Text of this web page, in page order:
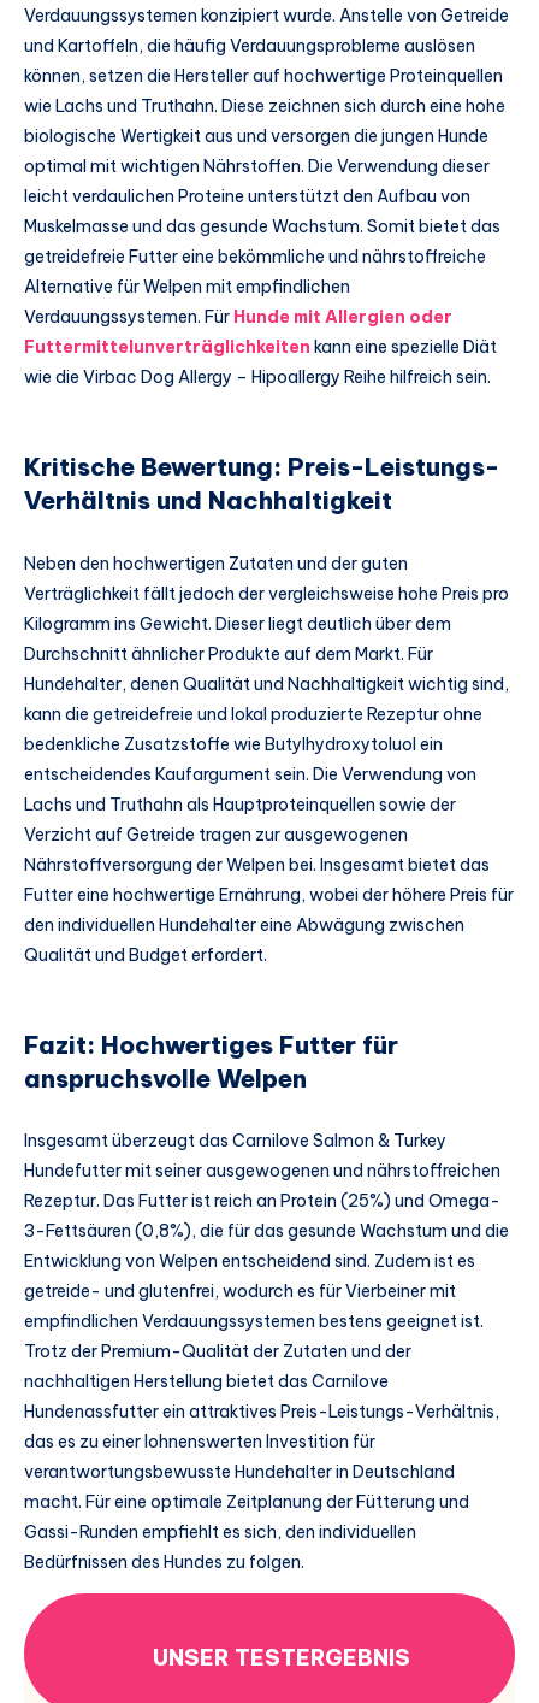
Verdauungssystemen konzipiert wurde. Anstelle von Getreide
und Kartoffeln, die häufig Verdauungsprobleme auslösen
können, setzen die Hersteller auf hochwertige Proteinquellen
wie Lachs und Truthahn. Diese zeichnen sich durch eine hohe
biologische Wertigkeit aus und versorgen die jungen Hunde
optimal mit wichtigen Nährstoffen. Die Verwendung dieser
leicht verdaulichen Proteine unterstützt den Aufbau von
Muskelmasse und das gesunde Wachstum. Somit bietet das
getreidefreie Futter eine bekömmliche und nährstoffreiche
Alternative für Welpen mit empfindlichen
Verdauungssystemen. Für Hunde mit Allergien oder
Futtermittelunverträglichkeiten kann eine spezielle Diät
wie die Virbac Dog Allergy – Hipoallergy Reihe hilfreich sein.
Kritische Bewertung: Preis-Leistungs-
Verhältnis und Nachhaltigkeit
Neben den hochwertigen Zutaten und der guten
Verträglichkeit fällt jedoch der vergleichsweise hohe Preis pro
Kilogramm ins Gewicht. Dieser liegt deutlich über dem
Durchschnitt ähnlicher Produkte auf dem Markt. Für
Hundehalter, denen Qualität und Nachhaltigkeit wichtig sind,
kann die getreidefreie und lokal produzierte Rezeptur ohne
bedenkliche Zusatzstoffe wie Butylhydroxytoluol ein
entscheidendes Kaufargument sein. Die Verwendung von
Lachs und Truthahn als Hauptproteinquellen sowie der
Verzicht auf Getreide tragen zur ausgewogenen
Nährstoffversorgung der Welpen bei. Insgesamt bietet das
Futter eine hochwertige Ernährung, wobei der höhere Preis für
den individuellen Hundehalter eine Abwägung zwischen
Qualität und Budget erfordert.
Fazit: Hochwertiges Futter für
anspruchsvolle Welpen
Insgesamt überzeugt das Carnilove Salmon & Turkey
Hundefutter mit seiner ausgewogenen und nährstoffreichen
Rezeptur. Das Futter ist reich an Protein (25%) und Omega-
3-Fettsäuren (0,8%), die für das gesunde Wachstum und die
Entwicklung von Welpen entscheidend sind. Zudem ist es
getreide- und glutenfrei, wodurch es für Vierbeiner mit
empfindlichen Verdauungssystemen bestens geeignet ist.
Trotz der Premium-Qualität der Zutaten und der
nachhaltigen Herstellung bietet das Carnilove
Hundenassfutter ein attraktives Preis-Leistungs-Verhältnis,
das es zu einer lohnenswerten Investition für
verantwortungsbewusste Hundehalter in Deutschland
macht. Für eine optimale Zeitplanung der Fütterung und
Gassi-Runden empfiehlt es sich, den individuellen
Bedürfnissen des Hundes zu folgen.
UNSER TESTERGEBNIS